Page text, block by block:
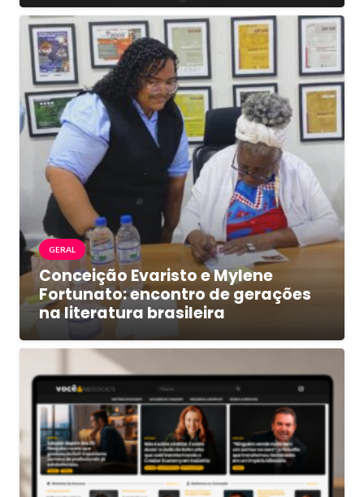
GERAL
Conceição Evaristo e Mylene
Fortunato: encontro de gerações
na literatura brasileira